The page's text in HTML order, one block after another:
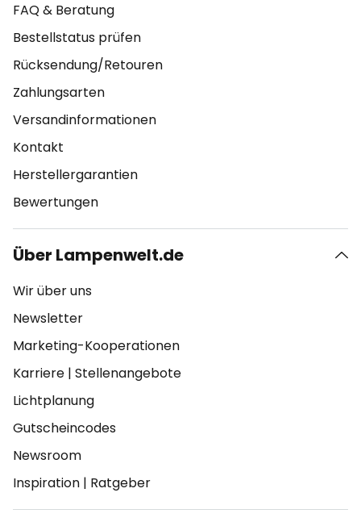
FAQ & Beratung
Bestellstatus prüfen
Rücksendung/Retouren
Zahlungsarten
Versandinformationen
Kontakt
Herstellergarantien
Bewertungen
Über Lampenwelt.de
Wir über uns
Newsletter
Marketing-Kooperationen
Karriere | Stellenangebote
Lichtplanung
Gutscheincodes
Newsroom
Inspiration | Ratgeber